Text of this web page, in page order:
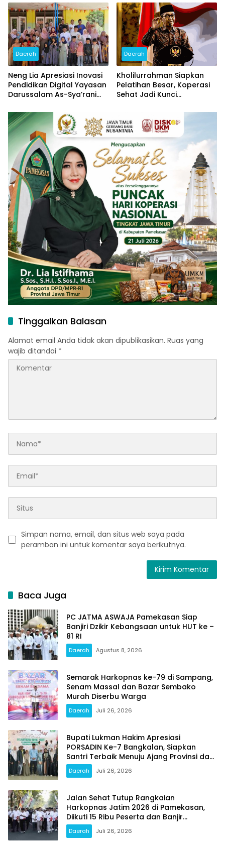
Provinsi dan Nasional
Banjir Doorprize
Daerah
Neng Lia Apresiasi Inovasi
Pendidikan Digital Yayasan
Darussalam As-Sya’rani
Daerah
Kholilurrahman Siapkan
Pelatihan Besar, Koperasi
Sehat Jadi Kunci
Tinggalkan Balasan
Alamat email Anda tidak akan dipublikasikan. Ruas yang
wajib ditandai *
Simpan nama, email, dan situs web saya pada
peramban ini untuk komentar saya berikutnya.
Baca Juga
PC JATMA ASWAJA Pamekasan Siap
Banjiri Dzikir Kebangsaan untuk HUT ke –
81 RI
Daerah Agustus 8, 2026
Semarak Harkopnas ke-79 di Sampang,
Senam Massal dan Bazar Sembako
Murah Diserbu Warga
Daerah Juli 26, 2026
Bupati Lukman Hakim Apresiasi
PORSADIN Ke-7 Bangkalan, Siapkan
Santri Terbaik Menuju Ajang Provinsi dan
Nasional
Daerah Juli 26, 2026
Jalan Sehat Tutup Rangkaian
Harkopnas Jatim 2026 di Pamekasan,
Diikuti 15 Ribu Peserta dan Banjir
Doorprize
Daerah Juli 26, 2026